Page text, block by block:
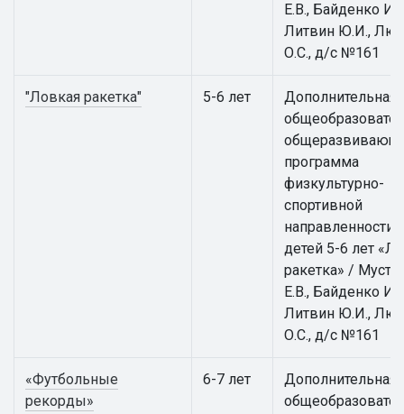
Е.В., Байденко
Литвин Ю.И.,
О.С., д/с №161
"Ловкая ракетка" 5-6 лет
Дополнительная
программа
физкультурно-
спортивной
направленности
детей 5-6 лет
ракетка» /
Е.В., Байденко
Литвин Ю.И.,
О.С., д/с №161
«Футбольные
рекорды»
6-7 лет
Дополнительная